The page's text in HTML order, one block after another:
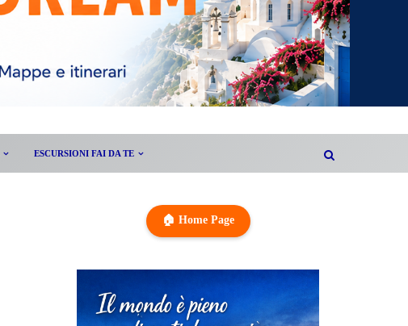
ESCURSIONI FAI DA TE
🏠 Home Page